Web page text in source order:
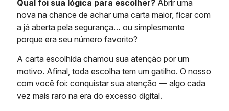
Qual foi sua lógica para escolher? Abrir uma
nova na chance de achar uma carta maior, ficar com
a já aberta pela segurança… ou simplesmente
porque era seu número favorito?
A carta escolhida chamou sua atenção por um
motivo. Afinal, toda escolha tem um gatilho. O nosso
com você foi: conquistar sua atenção — algo cada
vez mais raro na era do excesso digital.